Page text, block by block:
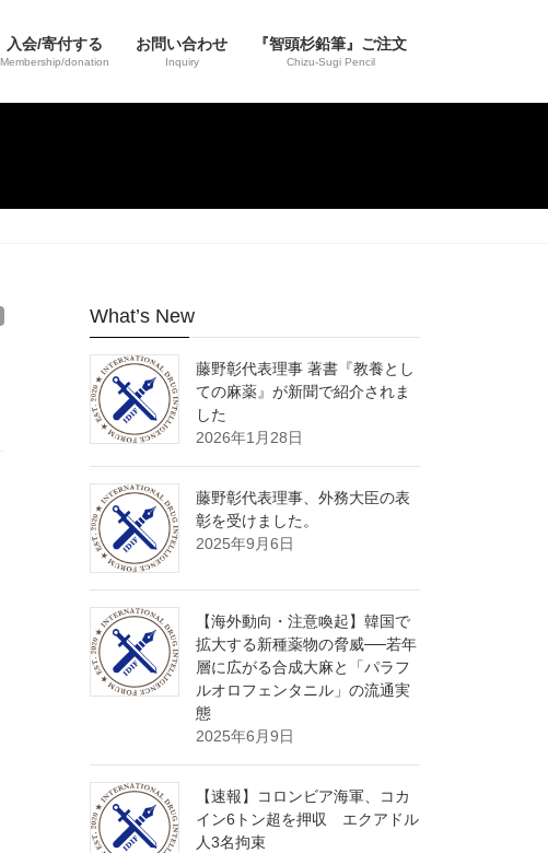
入会/寄付する
Membership/donation
お問い合わせ
Inquiry
『智頭杉鉛筆』ご注文
Chizu-Sugi Pencil
What’s New
藤野彰代表理事 著書『教養とし
ての麻薬』が新聞で紹介されま
した
2026年1月28日
藤野彰代表理事、外務大臣の表
彰を受けました。
2025年9月6日
【海外動向・注意喚起】韓国で
拡大する新種薬物の脅威──若年
層に広がる合成大麻と「パラフ
ルオロフェンタニル」の流通実
態
2025年6月9日
【速報】コロンビア海軍、コカ
イン6トン超を押収 エクアドル
人3名拘束